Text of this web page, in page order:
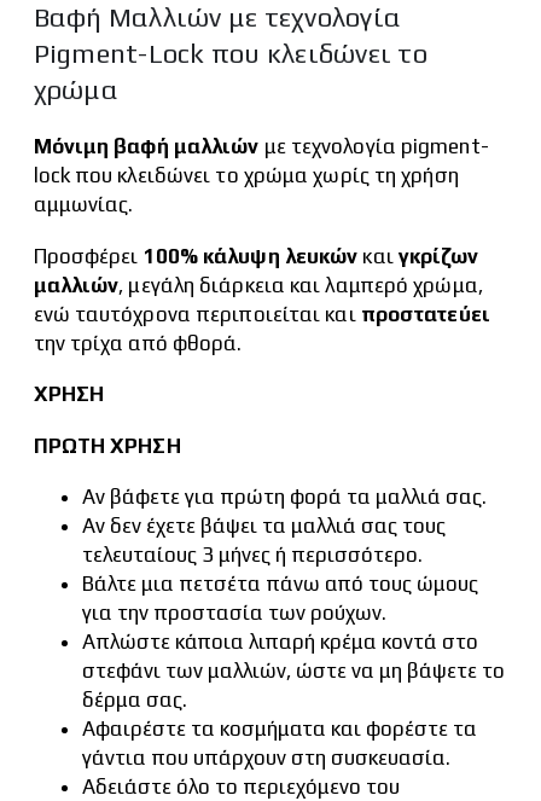
Βαφή Μαλλιών με τεχνολογία
Pigment-Lock που κλειδώνει το
χρώμα
Μόνιμη βαφή μαλλιών με τεχνολογία pigment-
lock που κλειδώνει το χρώμα χωρίς τη χρήση
αμμωνίας.
Προσφέρει 100% κάλυψη λευκών και γκρίζων
μαλλιών, μεγάλη διάρκεια και λαμπερό χρώμα,
ενώ ταυτόχρονα περιποιείται και προστατεύει
την τρίχα από φθορά.
ΧΡΗΣΗ
ΠΡΩΤΗ ΧΡΗΣΗ
Αν βάφετε για πρώτη φορά τα μαλλιά σας.
Αν δεν έχετε βάψει τα μαλλιά σας τους
τελευταίους 3 μήνες ή περισσότερο.
Βάλτε μια πετσέτα πάνω από τους ώμους
για την προστασία των ρούχων.
Απλώστε κάποια λιπαρή κρέμα κοντά στο
στεφάνι των μαλλιών, ώστε να μη βάψετε το
δέρμα σας.
Αφαιρέστε τα κοσμήματα και φορέστε τα
γάντια που υπάρχουν στη συσκευασία.
Αδειάστε όλο το περιεχόμενο του